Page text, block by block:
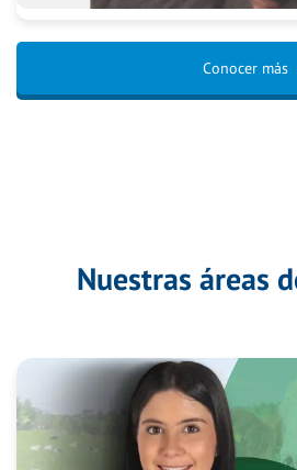
Conocer más
Nuestras áreas
Facultad de